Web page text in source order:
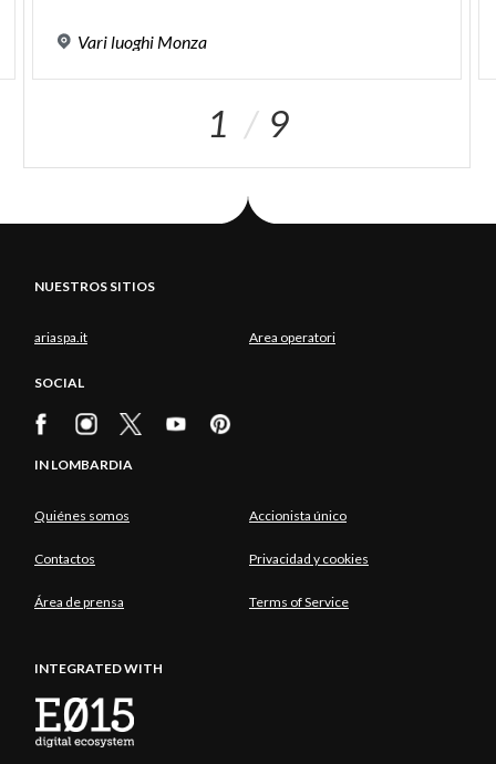
Variluoghi Monza
1 9
NUESTROS SITIOS
ariaspa.it Area operatori
SOCIAL
IN LOMBARDIA
Quiénes somos Accionista único
Contactos Privacidad y cookies
Área de prensa Terms of Service
INTEGRATED WITH